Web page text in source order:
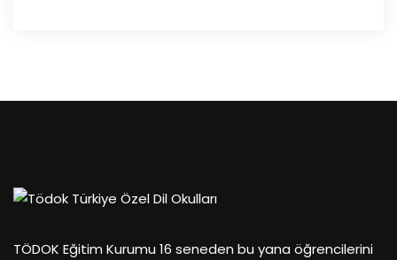
TÖDOK Eğitim Kurumu 16 seneden bu yana öğrencilerini